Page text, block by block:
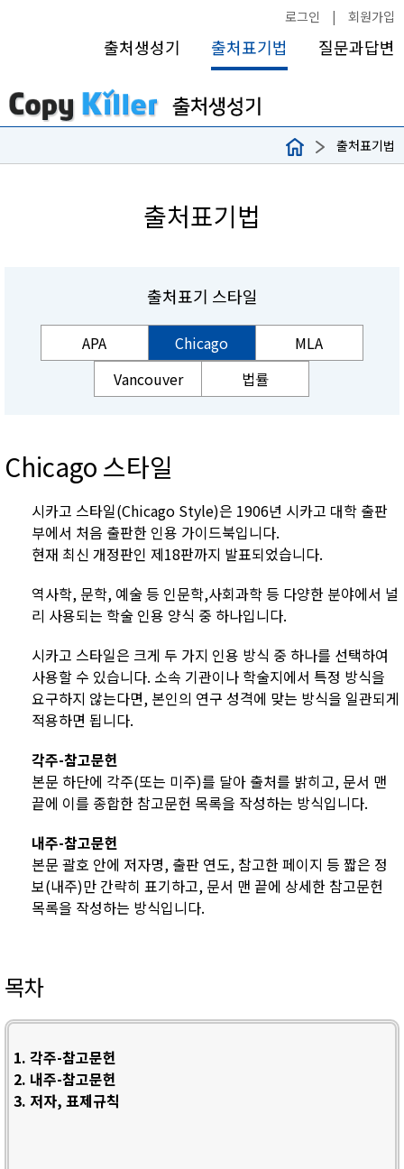
로그인 | 회원가입
출처생성기 출처표기법 질문과답변
출처표기법
출처표기법
출처표기 스타일
APA Chicago
MLA
Vancouver
법률
Chicago 스타일
시카고 스타일(Chicago Style)은 1906년 시카고 대학 출판
부에서 처음 출판한 인용 가이드북입니다.
현재 최신 개정판인 제18판까지 발표되었습니다.
역사학, 문학, 예술 등 인문학,사회과학 등 다양한 분야에서 널
리 사용되는 학술 인용 양식 중 하나입니다.
시카고 스타일은 크게 두 가지 인용 방식 중 하나를 선택하여
사용할 수 있습니다. 소속 기관이나 학술지에서 특정 방식을
요구하지 않는다면, 본인의 연구 성격에 맞는 방식을 일관되게
적용하면 됩니다.
각주-참고문헌
본문 하단에 각주(또는 미주)를 달아 출처를 밝히고, 문서 맨
끝에 이를 종합한 참고문헌 목록을 작성하는 방식입니다.
내주-참고문헌
본문 괄호 안에 저자명, 출판 연도, 참고한 페이지 등 짧은 정
보(내주)만 간략히 표기하고, 문서 맨 끝에 상세한 참고문헌
목록을 작성하는 방식입니다.
목차
1. 각주-참고문헌
2. 내주-참고문헌
3. 저자, 표제규칙